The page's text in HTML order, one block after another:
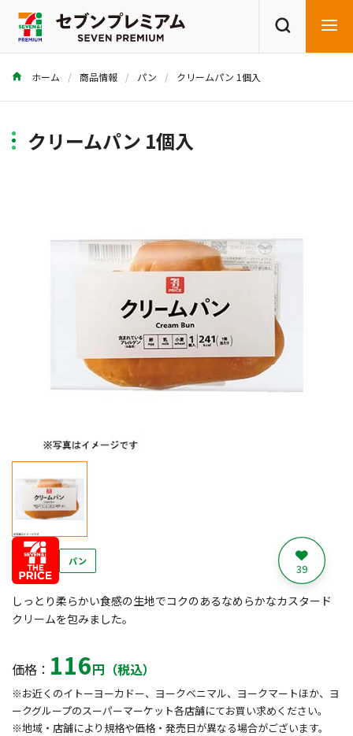
商品を探す
ホーム 商品情報 パン クリームパン 1個入
クリームパン 1個入
パン 39
しっとり柔らかい食感の生地でコクのあるなめらかなカスタード
クリームを包みました。
価格： 116円（税込）
※お近くのイトーヨーカドー、ヨークベニマル、ヨークマートほか、ヨ
ークグループのスーパーマーケット各店舗にてお買い求めください。
※地域・店舗により規格や価格・発売日が異なる場合がございます。